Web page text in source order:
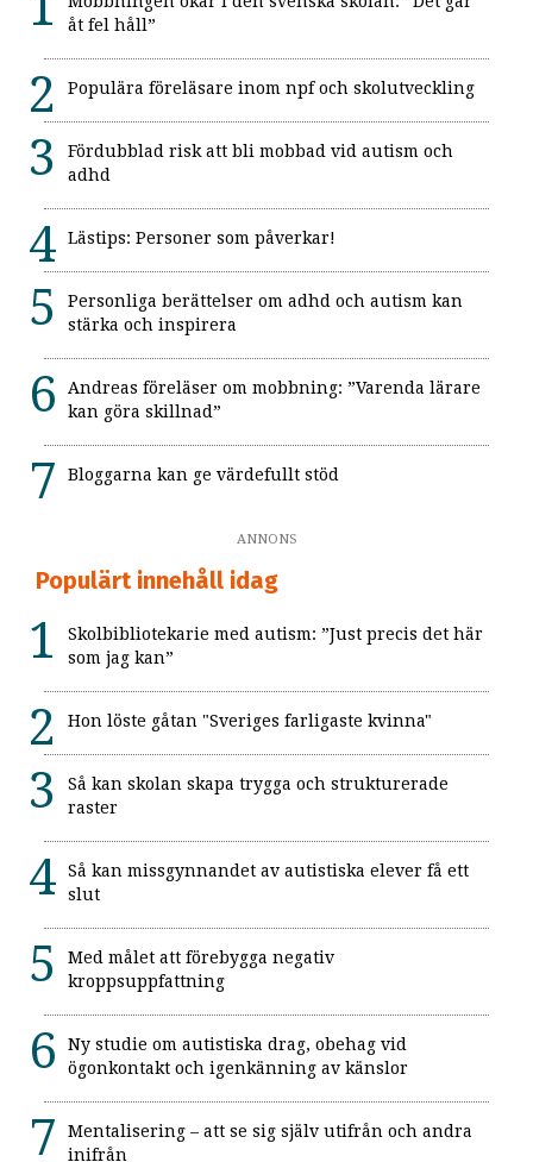
åt fel håll”
Populära föreläsare inom npf och skolutveckling
Fördubblad risk att bli mobbad vid autism och
adhd
Lästips: Personer som påverkar!
Personliga berättelser om adhd och autism kan
stärka och inspirera
Andreas föreläser om mobbning: ”Varenda lärare
kan göra skillnad”
Bloggarna kan ge värdefullt stöd
ANNONS
Populärt innehåll idag
Skolbibliotekarie med autism: ”Just precis det här
som jag kan”
Hon löste gåtan "Sveriges farligaste kvinna"
Så kan skolan skapa trygga och strukturerade
raster
Så kan missgynnandet av autistiska elever få ett
slut
Med målet att förebygga negativ
kroppsuppfattning
Ny studie om autistiska drag, obehag vid
ögonkontakt och igenkänning av känslor
Mentalisering – att se sig själv utifrån och andra
inifrån